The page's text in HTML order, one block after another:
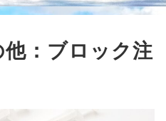
：ブロック注